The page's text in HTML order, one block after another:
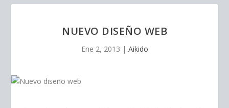
NUEVO DISEÑO WEB
Ene 2, 2013 | Aikido